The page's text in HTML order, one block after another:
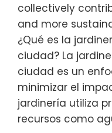
collectively
and more
¿Qué es la
ciudad? La
ciudad es un
minimizar el
jardinería utiliza
recursos como